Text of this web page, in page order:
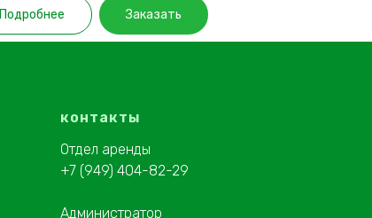
Подробнее Заказать
контакты
Отдел аренды
+7 (949) 404-82-29
Администратор